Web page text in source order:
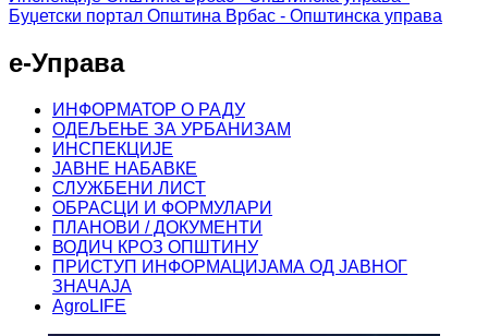
Буџетски портал Општина Врбас - Општинска управа
е-Управа
ИНФОРМАТОР О РАДУ
ОДЕЉЕЊЕ ЗА УРБАНИЗАМ
ИНСПЕКЦИЈЕ
ЈАВНЕ НАБАВКЕ
СЛУЖБЕНИ ЛИСТ
ОБРАСЦИ И ФОРМУЛАРИ
ПЛАНОВИ / ДОКУМЕНТИ
ВОДИЧ КРОЗ ОПШТИНУ
ПРИСТУП ИНФОРМАЦИЈАМА ОД ЈАВНОГ
ЗНАЧАЈА
AgroLIFE